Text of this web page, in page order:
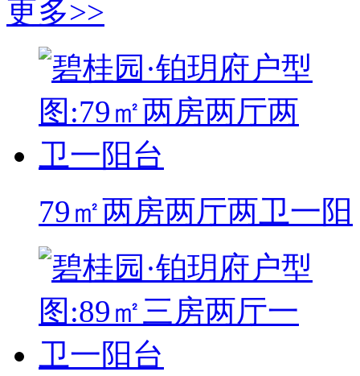
更多>>
79㎡两房两厅两卫一阳